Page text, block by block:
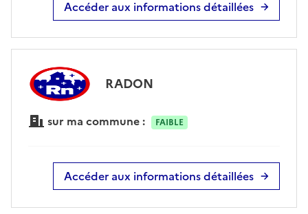
Accéder aux informations détaillées
RADON
sur ma commune : FAIBLE
Accéder aux informations détaillées